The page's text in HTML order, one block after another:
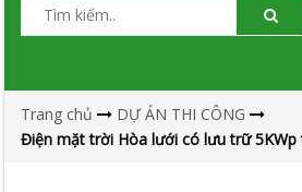
Trang chủ
DỰ ÁN THI CÔNG
Điện mặt trời Hòa lưới có lưu trữ